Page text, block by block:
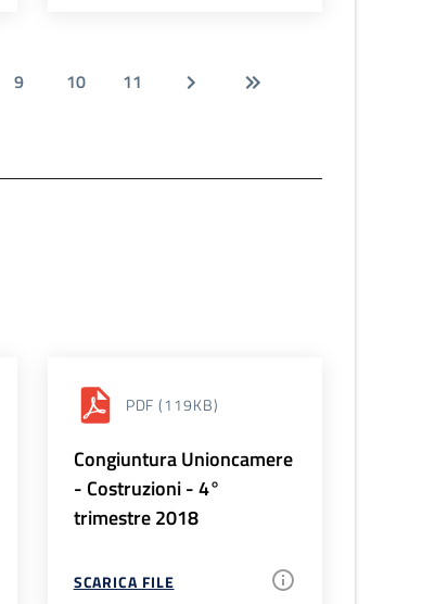
9 10 11
PDF (119KB)
Congiuntura Unioncamere
- Costruzioni - 4°
trimestre 2018
SCARICA FILE